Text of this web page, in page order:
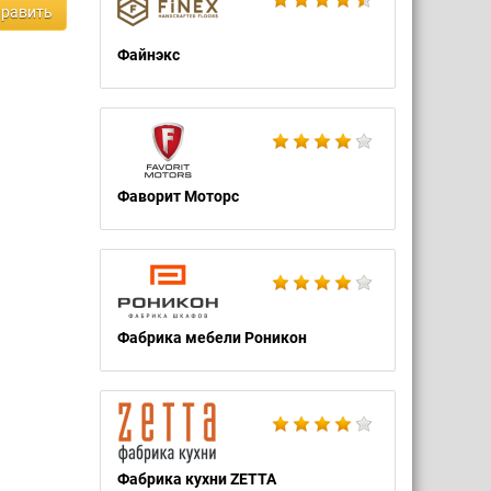
Файнэкс
Фаворит Моторс
Фабрика мебели Роникон
Фабрика кухни ZETTA